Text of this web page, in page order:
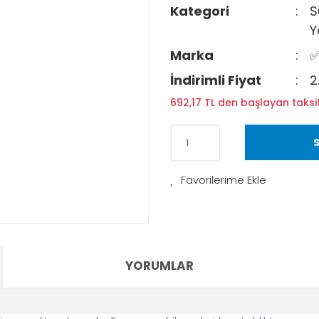
Kategori
Marka
İndirimli Fiyat
692,17 TL den başlayan
YORUMLAR